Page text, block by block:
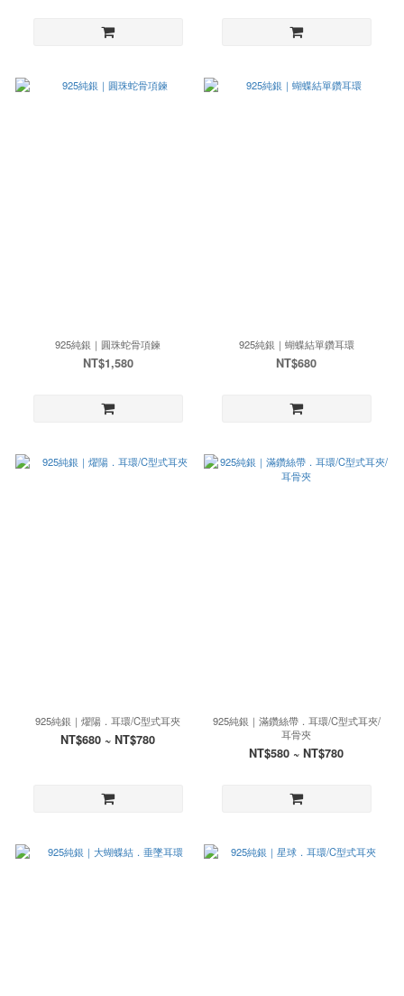
925純銀｜圓珠蛇骨項鍊
NT$1,580
925純銀｜蝴蝶結單鑽耳環
NT$680
925純銀｜燿陽．耳環/C型式耳夾
NT$680 ~ NT$780
925純銀｜滿鑽絲帶．耳環/C型式耳夾/
耳骨夾
NT$580 ~ NT$780